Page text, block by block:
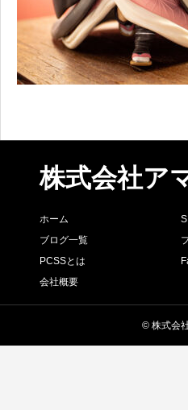
株式会社ア
ホーム
ブログ一覧
PCSSとは
会社概要
© 株式会